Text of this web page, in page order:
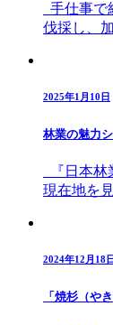
手仕事で
伐採し、
2025年1月10日
林業の魅力
『日本林
現在地を
2024年12月18
「焼杉（や